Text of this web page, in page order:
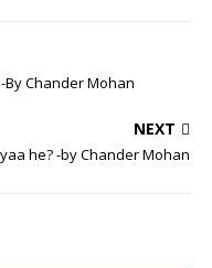
Chander Mohan
NEXT
he? -by Chander Mohan